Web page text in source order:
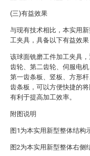
(三)有益效果
与现有技术相比，本实用
工夹具，具备以下有益效果
该球面铣磨工件加工夹具
齿轮、第二齿轮、伺服电
第一齿条板、竖板、方形
齿条板，可以方便快捷的
有利于提高加工效率。
附图说明
图1为本实用新型整体结构
图2为本实用新型整体右侧